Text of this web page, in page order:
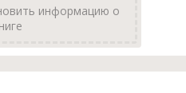
информацию о